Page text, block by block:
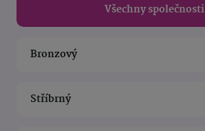
Všechny společnosti
Bronzový
Stříbrný